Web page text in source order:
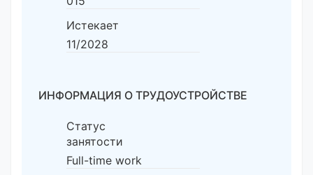
Истекает
11/2028
ИНФОРМАЦИЯ О ТРУДОУСТРОЙСТВЕ
Статус
занятости
Full-time work